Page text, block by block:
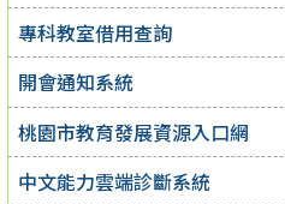
專科教室借用查詢
開會通知系統
桃園市教育發展資源入口網
中文能力雲端診斷系統